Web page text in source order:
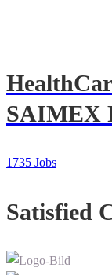
SAIMEX
1735 Jobs
Satisfied